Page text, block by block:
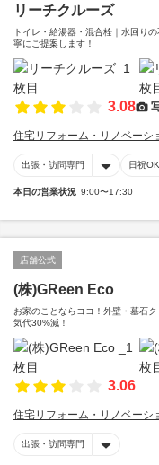
リーチクルーズ
トイレ・給湯器・混合栓｜水回り
寧にご提案します！
3.08
住宅リフォーム・リノベーシ
出張・訪問専門 日祝OK
本日の営業状況 9:00〜17:30
店舗公式
(株)GReen Eco
お家のことならココ！外壁・墓石
気代30%減！
3.06
住宅リフォーム・リノベーシ
出張・訪問専門